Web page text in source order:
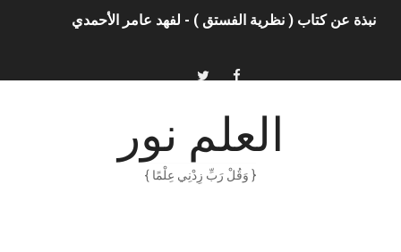
نبذة عن كتاب ( نظرية الفستق ) - لفهد عامر الأحمدي
أناس ملهمون يجب أن تقرأ قصصهم
العلم نور
{ وَقُلْ رَبِّ زِدْنِي عِلْمًا }